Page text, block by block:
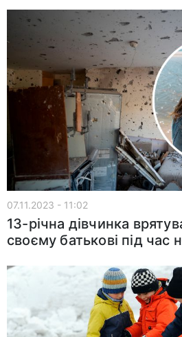
07.11.2023 - 11:02
13-річна дівчинка
своєму батькові під